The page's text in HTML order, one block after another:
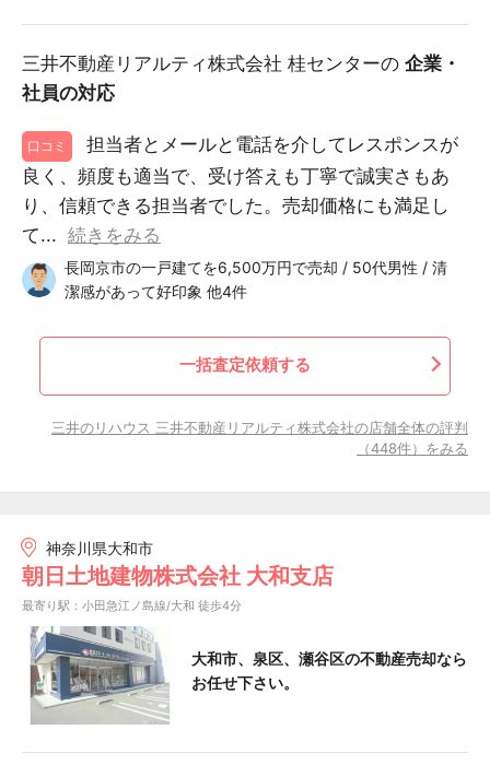
三井不動産リアルティ株式会社 桂センターの 企業・
社員の対応
口コミ
担当者とメールと電話を介してレスポンスが
良く、頻度も適当で、受け答えも丁寧で誠実さもあ
り、信頼できる担当者でした。売却価格にも満足し
て... 続きをみる
長岡京市の一戸建てを6,500万円で売却 / 50代男性 / 清
潔感があって好印象 他4件
一括査定依頼する
三井のリハウス 三井不動産リアルティ株式会社の店舗全体の評判
（448件）をみる
神奈川県大和市
朝日土地建物株式会社 大和支店
最寄り駅：小田急江ノ島線/大和 徒歩4分
大和市、泉区、瀬谷区の不動産売却なら
お任せ下さい。